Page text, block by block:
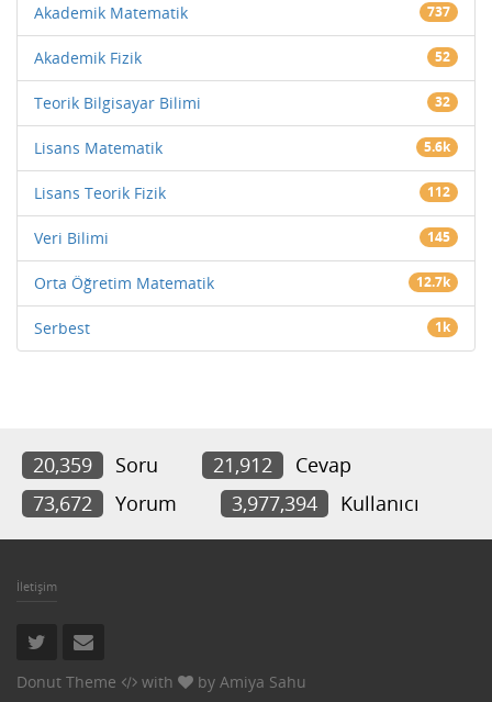
Akademik Matematik 737
Akademik Fizik 52
Teorik Bilgisayar Bilimi 32
Lisans Matematik 5.6k
Lisans Teorik Fizik 112
Veri Bilimi 145
Orta Öğretim Matematik 12.7k
Serbest 1k
20,359 Soru 21,912
Cevap
73,672
Yorum 3,977,394 Kullanıcı
İletişim
Donut Theme with by Amiya Sahu